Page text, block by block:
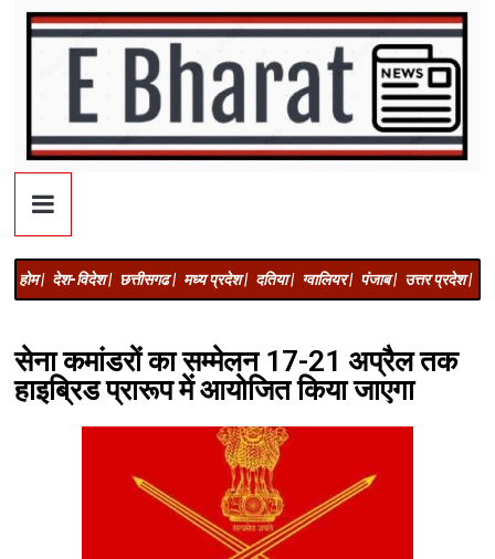
होम | देश-विदेश | छत्तीसगढ | मध्य प्रदेश | दतिया | ग्वालियर | पंजाब | उत्तर प्रदेश |
सेना कमांडरों का सम्मेलन 17-21 अप्रैल तक
हाइब्रिड प्रारूप में आयोजित किया जाएगा